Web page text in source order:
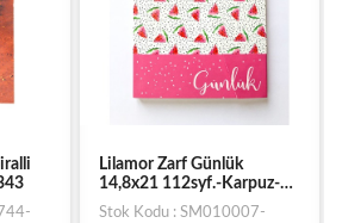
Lilamor Zarf Günlük
14,8x21 112syf.-Karpuz-
GZFD-008
Stok Kodu : SM010007-